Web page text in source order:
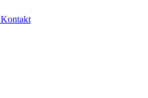
Kontakt